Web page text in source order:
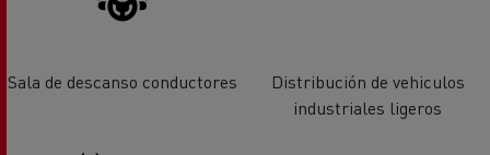
Sala de descanso conductores
Distribución de vehiculos
industriales ligeros